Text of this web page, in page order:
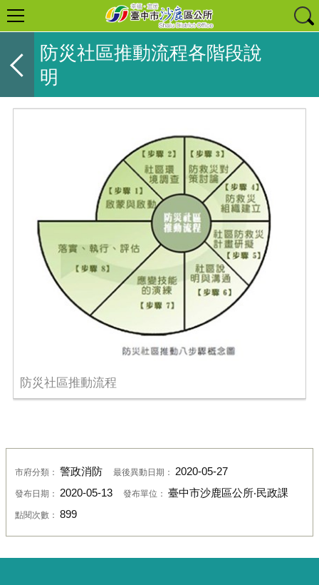
防災社區推動流程各階段說
明
防災社區推動流程
市府分類： 警政消防 最後異動日期： 2020-05-27
發布日期： 2020-05-13 發布單位： 臺中市沙鹿區公所‧民政課
點閱次數： 899